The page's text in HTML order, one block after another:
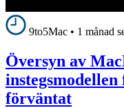
9to5Mac • 1 månad
Översyn av
förväntat